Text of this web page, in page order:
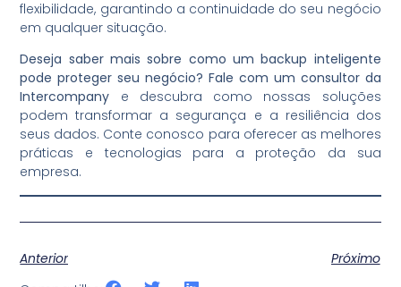
flexibilidade, garantindo a continuidade do seu negócio
em qualquer situação.
Deseja saber mais sobre como um backup inteligente
pode proteger seu negócio? Fale com um consultor da
Intercompany e descubra como nossas soluções
podem transformar a segurança e a resiliência dos
seus dados. Conte conosco para oferecer as melhores
práticas e tecnologias para a proteção da sua
empresa.
Anterior
Próximo